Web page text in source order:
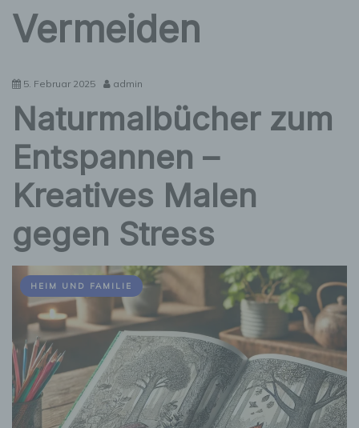
Vermeiden
5. Februar 2025 admin
Naturmalbücher zum
Entspannen –
Kreatives Malen
gegen Stress
HEIM UND FAMILIE